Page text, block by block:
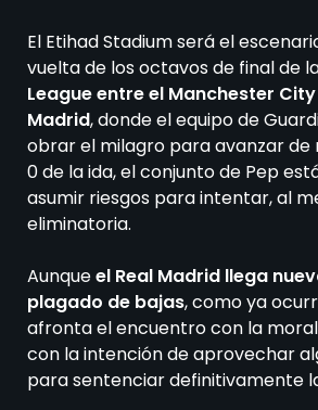
El Etihad Stadium será el
vuelta de los octavos de final de
League entre el Manchester City
Madrid, donde el equipo de
obrar el milagro para avanzar de
0 de la ida, el conjunto de Pep
asumir riesgos para intentar, al
eliminatoria.
Aunqueel Real Madrid llega
plagado de bajas, como ya
afronta el encuentro con la
con la intención de aprovechar
para sentenciar definitivamente